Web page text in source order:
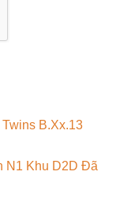
B.Xx.13
N1 Khu D2D Đã